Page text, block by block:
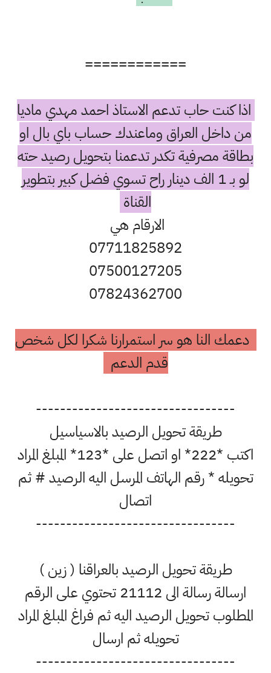
============
اذا كنت حاب تدعم الاستاذ احمد مهدي ماديا
من داخل العراق وماعندك حساب باي بال او
بطاقة مصرفية تكدر تدعمنا بتحويل رصيد حته
لو بـ 1 الف دينار راح تسوي فضل كبير بتطوير
القناة
الارقام هي
07711825892
07500127205
07824362700
دعمك النا هو سر استمرارنا شكرا لكل شخص
قدم الدعم
---------------------------------
طريقة تحويل الرصيد بالاسياسيل
اكتب *222* او اتصل على *123* المبلغ المراد
تحويله * رقم الهاتف المرسل اليه الرصيد # ثم
اتصال
---------------------------------
طريقة تحويل الرصيد بالعراقنا ( زين )
ارسالة رسالة الى 21112 تحتوي على الرقم
المطلوب تحويل الرصيد اليه ثم فراغ المبلغ المراد
تحويله ثم ارسال
---------------------------------